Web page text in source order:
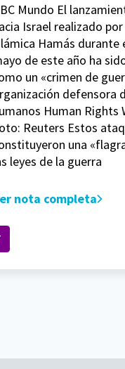
Mundo El
Israel realizado
Hamás
de este año ha
un «crimen de
defensora
Human Rights
Reuters Estos
una
leyes de la guerra
nota completa